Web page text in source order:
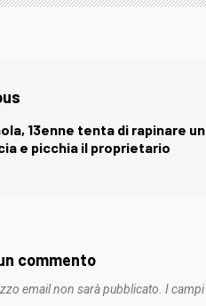
13enne tenta di rapinare
e picchia il proprietario
commento
email non sarà pubblicato. I